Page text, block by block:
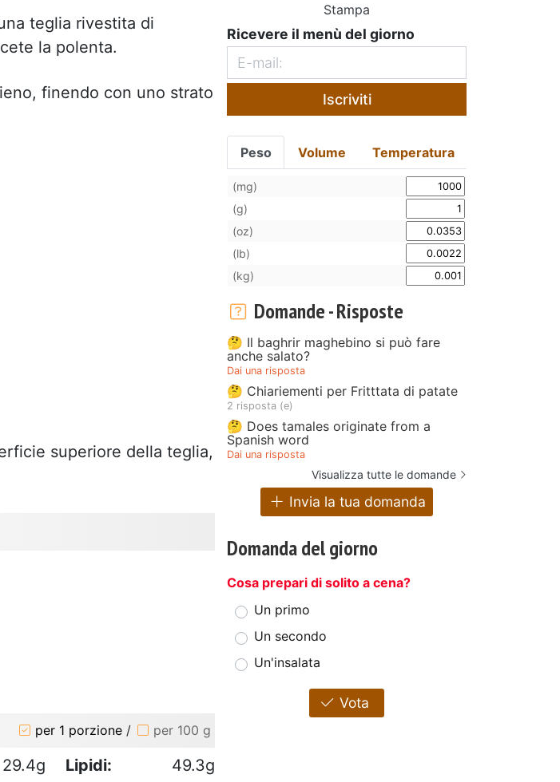
teglia rivestita di
la polenta.
finendo con uno strato
superiore della teglia,
per 1 porzione / per 100 g
29.4g Lipidi: 49.3g
Stampa
Ricevere il menù del giorno
Iscriviti
Peso Volume Temperatura
(mg)
(g)
(oz)
(lb)
(kg)
Domande - Risposte
🤔 Il baghrir maghebino si può fare
anche salato?
Dai una risposta
🤔 Chiariementi per Fritttata di patate
2 risposta (e)
🤔 Does tamales originate from a
Spanish word
Dai una risposta
Visualizza tutte le domande
Invia la tua domanda
Domanda del giorno
Cosa prepari di solito a cena?
Un primo
Un secondo
Un'insalata
Vota